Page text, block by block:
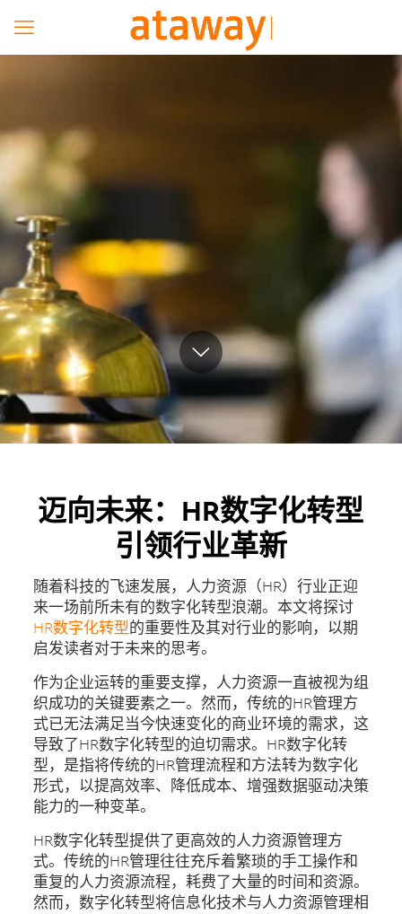
迈向未来：HR数字化转型
引领行业革新
随着科技的飞速发展，人力资源（HR）行业正迎
来一场前所未有的数字化转型浪潮。本文将探讨
HR数字化转型的重要性及其对行业的影响，以期
启发读者对于未来的思考。
作为企业运转的重要支撑，人力资源一直被视为组
织成功的关键要素之一。然而，传统的HR管理方
式已无法满足当今快速变化的商业环境的需求，这
导致了HR数字化转型的迫切需求。HR数字化转
型，是指将传统的HR管理流程和方法转为数字化
形式，以提高效率、降低成本、增强数据驱动决策
能力的一种变革。
HR数字化转型提供了更高效的人力资源管理方
式。传统的HR管理往往充斥着繁琐的手工操作和
重复的人力资源流程，耗费了大量的时间和资源。
然而，数字化转型将信息化技术与人力资源管理相